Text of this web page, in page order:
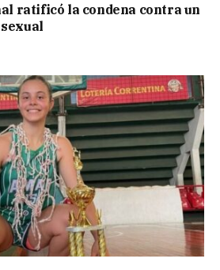
ratificó la condena contra un